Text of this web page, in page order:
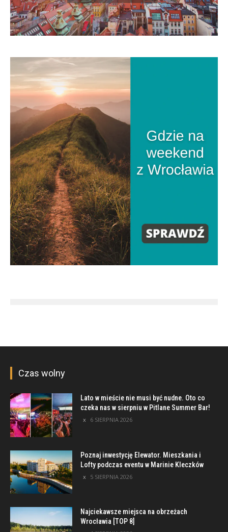
Czas wolny
Lato w mieście nie musi być nudne. Oto co
czeka nas w sierpniu w Pitlane Summer Bar!
6 SIERPNIA 2026
Poznaj inwestycję Elewator. Mieszkania i
Lofty podczas eventu w Marinie Kleczków
5 SIERPNIA 2026
Najciekawsze miejsca na obrzeżach
Wrocławia [TOP 8]